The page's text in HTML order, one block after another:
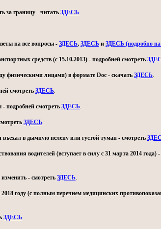
за границу - читать ЗДЕСЬ.
на все вопросы - ЗДЕСЬ, ЗДЕСЬ и ЗДЕСЬ (подробно на
средств (с 15.10.2013) - подробней смотреть
физическими лицами) в формате Doc - скачать ЗДЕСЬ.
смотреть ЗДЕСЬ.
подробней смотреть ЗДЕСЬ.
ЗДЕСЬ.
в дымную пелену или густой туман - смотреть
водителей (вступает в силу с 31 марта 2014 года)
- смотреть ЗДЕСЬ.
году (с полным перечнем медицинских
ЗДЕСЬ.